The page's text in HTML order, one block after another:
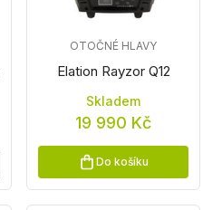
Elation Rayzor Q12
OTOČNÉ HLAVY
Skladem
19 990 Kč
Do košíku